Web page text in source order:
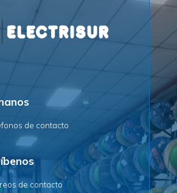
de contacto
de contacto